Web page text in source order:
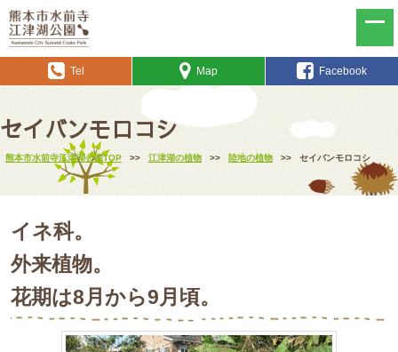
Tel Map Facebook
セイバンモロコシ
熊本市水前寺江津湖公園TOP >> 江津湖の植物 >> 陸地の植物 >> セイバンモロコシ
イネ科。
外来植物。
花期は8月から9月頃。